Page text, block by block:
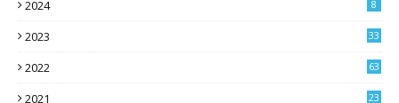
2024 8
2023 33
2022 63
2021
23